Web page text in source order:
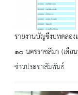
รายงานบัญชีงบทดลอ
๑๐ นครราชสีมา (เดื
ข่าวประชาสัมพันธ์